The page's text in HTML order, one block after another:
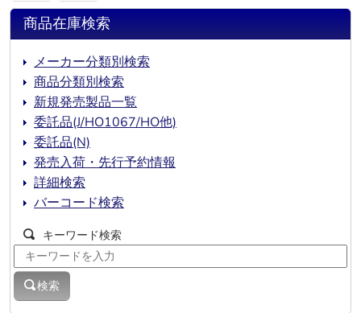
商品在庫検索
メーカー分類別検索
商品分類別検索
新規発売製品一覧
委託品(J/HO1067/HO他)
委託品(N)
発売入荷・先行予約情報
詳細検索
バーコード検索
キーワード検索
検索